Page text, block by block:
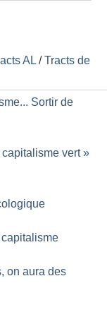
AL /Tracts de
Sortir de
capitalisme vert »
capitalisme
on aura des